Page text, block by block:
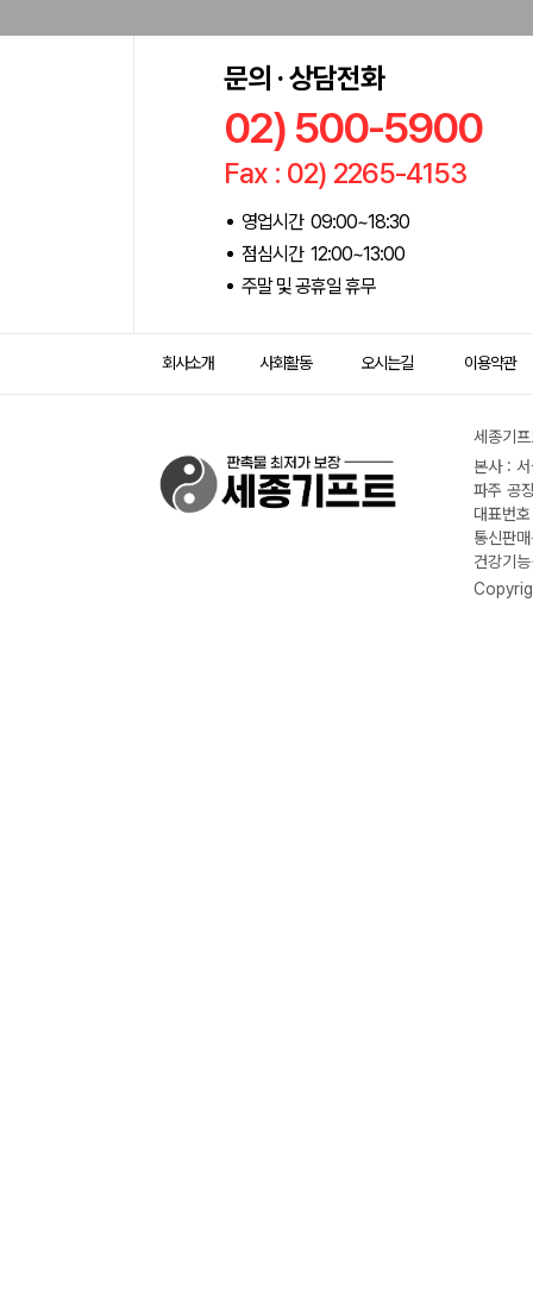
문의 · 상담전화
02) 500-5900
Fax : 02) 2265-4153
영업시간 09:00~18:30
점심시간 12:00~13:00
주말 및 공휴일 휴무
회사소개 사회활동 오시는길 이용약관
세종기
본사 :
파주 공
대표번
통신판
건강기